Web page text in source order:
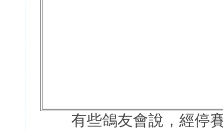
有些鴿友會說，經停賽